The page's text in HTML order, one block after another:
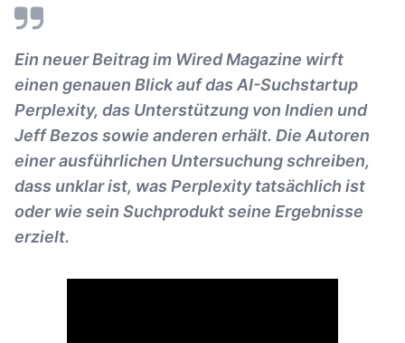
Ein neuer Beitrag im Wired Magazine wirft
einen genauen Blick auf das AI-Suchstartup
Perplexity, das Unterstützung von Indien und
Jeff Bezos sowie anderen erhält. Die Autoren
einer ausführlichen Untersuchung schreiben,
dass unklar ist, was Perplexity tatsächlich ist
oder wie sein Suchprodukt seine Ergebnisse
erzielt.